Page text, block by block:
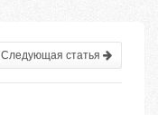
Следующая статья